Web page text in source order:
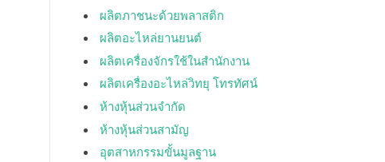
ผลิตภาชนะด้วยพลาสติก
ผลิตอะไหล่ยานยนต์
ผลิตเครื่องจักรใช้ในสำนักงาน
ผลิตเครื่องอะไหล่วิทยุ โทรทัศน์
ห้างหุ้นส่วนจำกัด
ห้างหุ้นส่วนสามัญ
อุตสาหกรรมขั้นมูลฐาน